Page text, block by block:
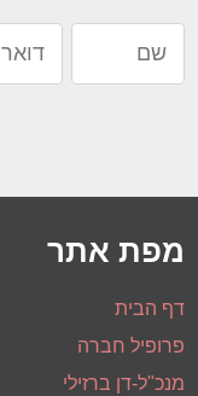
מפת אתר
דף הבית
פרופיל חברה
מנכ"ל-דן ברזילי